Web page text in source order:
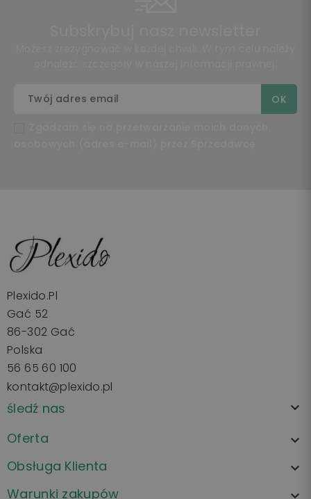
Plexido.pl
Gać 52
86-302 Gać
Polska
56 65 60 100
kontakt@plexido.pl
śledź nas 
Oferta 
Obsługa Klienta 
Warunki zakupów